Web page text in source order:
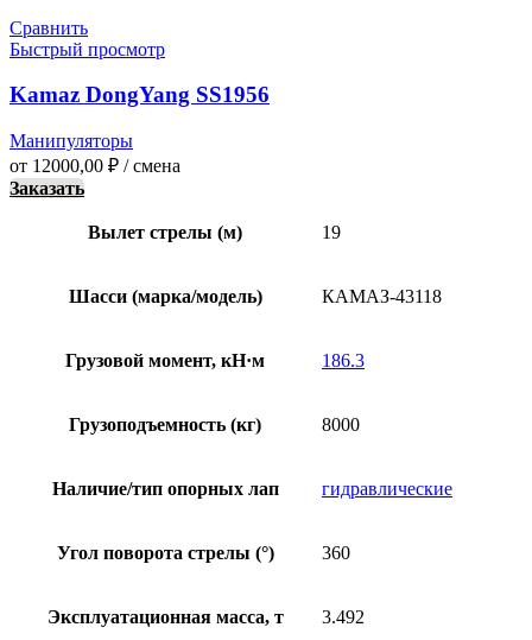
Сравнить
Быстрый просмотр
Kamaz DongYang SS1956
Манипуляторы
от 12000,00 ₽ / смена
Заказать
Вылет стрелы (м) 19
Шасси (марка/модель) КАМАЗ-43118
Грузовой момент, кН·м 186.3
Грузоподъемность (кг) 8000
Наличие/тип опорных лап гидравлические
Угол поворота стрелы (°) 360
Эксплуатационная масса, т 3.492